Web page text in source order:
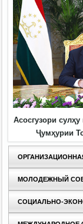
Асосгузори
Ҷумҳурии
МОЛОДЕЖНЫЙ
СОЦИАЛЬНО-